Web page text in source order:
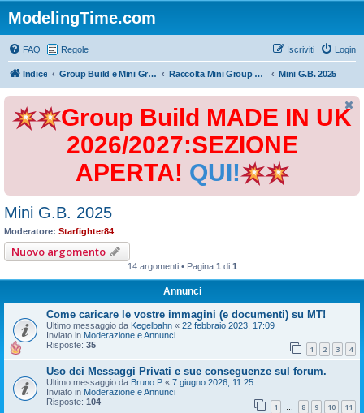
ModelingTime.com
FAQ Regole Login
Iscriviti
Indice Group Build e Mini Group Build Raccolta Mini Group Build Mini G.B. 2025
Group Build MADE IN UK
2026/2027:SEZIONE
APERTA! QUI!
Mini G.B. 2025
Moderatore: Starfighter84
Nuovo argomento
14 argomenti • Pagina 1 di 1
Annunci
Come caricare le vostre immagini (e documenti) su MT!
Ultimo messaggio da Kegelbahn « 22 febbraio 2023, 17:09
Inviato in Moderazione e Annunci
Risposte: 35 1 2 3 4
Uso dei Messaggi Privati e sue conseguenze sul forum.
Ultimo messaggio da Bruno P « 7 giugno 2026, 11:25
Inviato in Moderazione e Annunci
Risposte: 104 1 … 8 9 10 11